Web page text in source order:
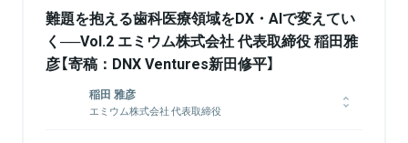
難題を抱える歯科医療領域をDX・AIで変えてい
く──Vol.2 エミウム株式会社 代表取締役 稲田雅
彦【寄稿：DNX Ventures新田修平】
稲田 雅彦
エミウム株式会社 代表取締役